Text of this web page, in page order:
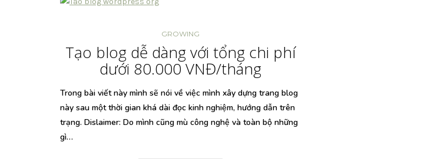
GROWING
Tạo blog dễ dàng với tổng chi phí
dưới 80.000 VNĐ/tháng
Trong bài viết này mình sẽ nói về việc mình xây dựng trang blog
này sau một thời gian khá dài đọc kinh nghiệm, hướng dẫn trên
trạng. Dislaimer: Do mình cũng mù công nghệ và toàn bộ những
gì…